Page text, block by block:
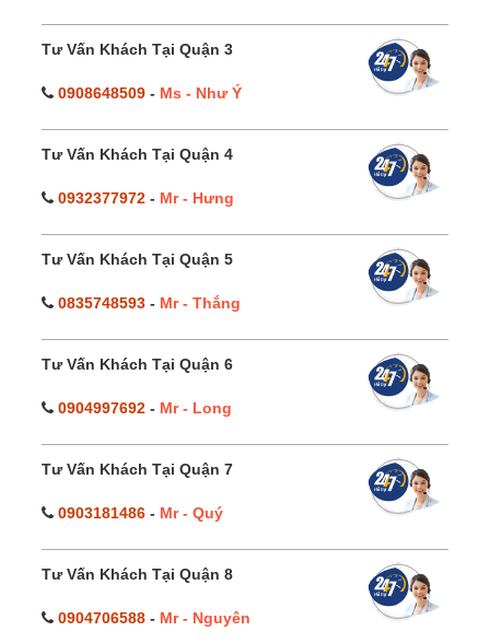
Tư Vấn Khách Tại Quận 3
0908648509 - Ms - Như Ý
Tư Vấn Khách Tại Quận 4
0932377972 - Mr - Hưng
Tư Vấn Khách Tại Quận 5
0835748593 - Mr - Thắng
Tư Vấn Khách Tại Quận 6
0904997692 - Mr - Long
Tư Vấn Khách Tại Quận 7
0903181486 - Mr - Quý
Tư Vấn Khách Tại Quận 8
0904706588 - Mr - Nguyên